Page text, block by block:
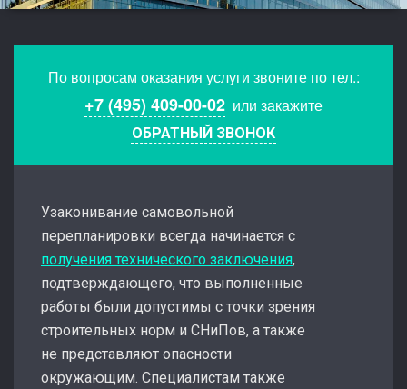
По вопросам оказания услуги звоните по тел.:
+7 (495) 409-00-02 или закажите
ОБРАТНЫЙ ЗВОНОК
Узаконивание самовольной
перепланировки всегда начинается с
получения технического заключения,
подтверждающего, что выполненные
работы были допустимы с точки зрения
строительных норм и СНиПов, а также
не представляют опасности
окружающим. Специалистам также